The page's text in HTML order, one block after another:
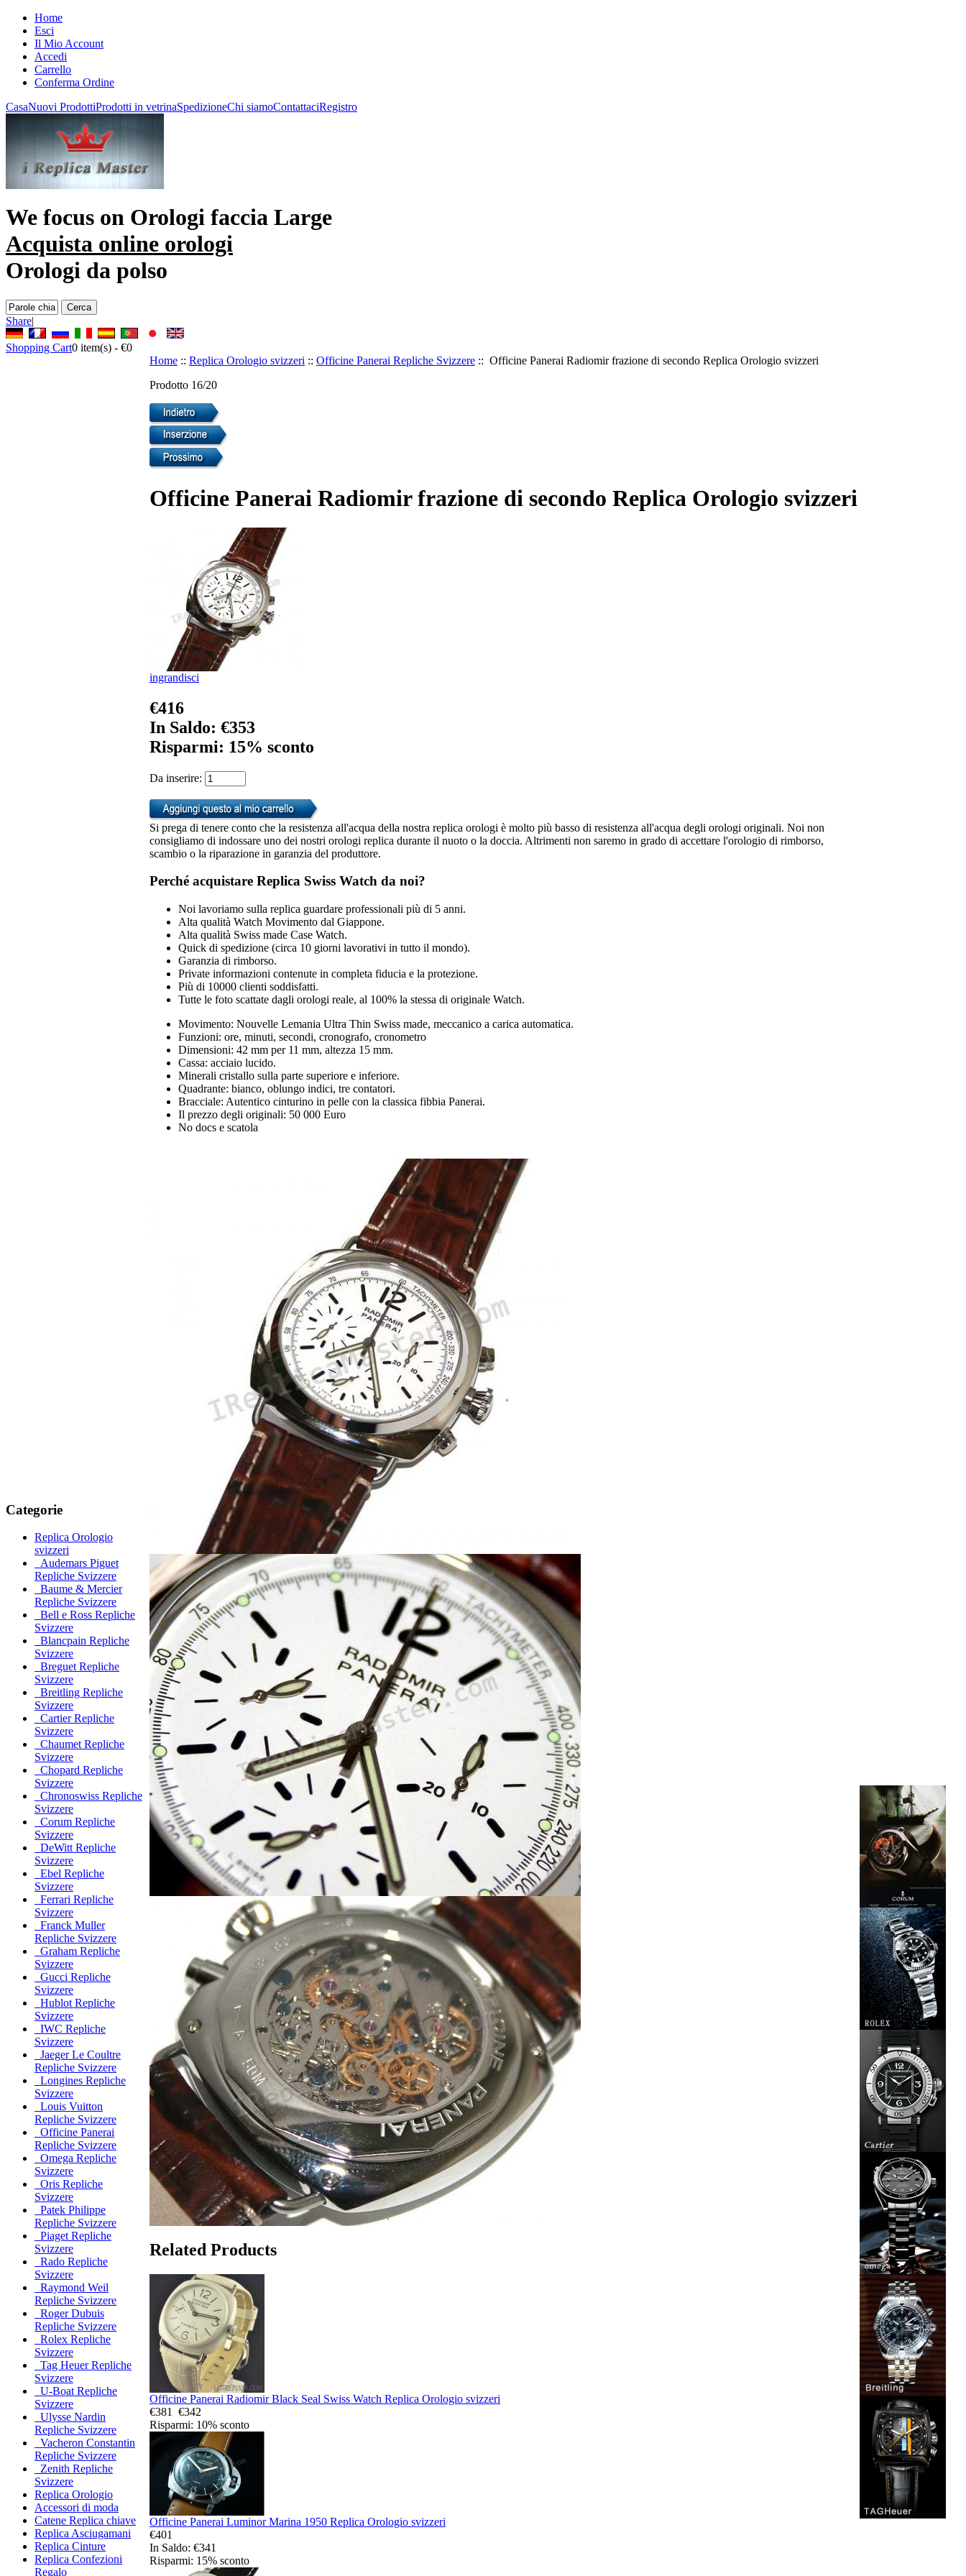
Home
Esci
Il Mio Account
Accedi
Carrello
Conferma Ordine
CasaNuovi ProdottiProdotti in vetrinaSpedizioneChi siamoContattaciRegistro
We focus on Orologi faccia Large
Acquista online orologi
Orologi da polso
Share|
Shopping Cart0 item(s) - €0
Categorie
Replica Orologio
svizzeri
Audemars Piguet
Repliche Svizzere
Baume & Mercier
Repliche Svizzere
Bell e Ross Repliche
Svizzere
Blancpain Repliche
Svizzere
Breguet Repliche
Svizzere
Breitling Repliche
Svizzere
Cartier Repliche
Svizzere
Chaumet Repliche
Svizzere
Chopard Repliche
Svizzere
Chronoswiss Repliche
Svizzere
Corum Repliche
Svizzere
DeWitt Repliche
Svizzere
Ebel Repliche
Svizzere
Ferrari Repliche
Svizzere
Franck Muller
Repliche Svizzere
Graham Repliche
Svizzere
Gucci Repliche
Svizzere
Hublot Repliche
Svizzere
IWC Repliche
Svizzere
Jaeger Le Coultre
Repliche Svizzere
Longines Repliche
Svizzere
Louis Vuitton
Repliche Svizzere
Officine Panerai
Repliche Svizzere
Omega Repliche
Svizzere
Oris Repliche
Svizzere
Patek Philippe
Repliche Svizzere
Piaget Repliche
Svizzere
Rado Repliche
Svizzere
Raymond Weil
Repliche Svizzere
Roger Dubuis
Repliche Svizzere
Rolex Repliche
Svizzere
Tag Heuer Repliche
Svizzere
U-Boat Repliche
Svizzere
Ulysse Nardin
Repliche Svizzere
Vacheron Constantin
Repliche Svizzere
Zenith Repliche
Svizzere
Replica Orologio
Accessori di moda
Catene Replica chiave
Replica Asciugamani
Replica Cinture
Replica Confezioni
Regalo
Home :: Replica Orologio svizzeri :: Officine Panerai Repliche Svizzere :: Officine Panerai Radiomir frazione di secondo Replica Orologio svizzeri
Prodotto 16/20
Officine Panerai Radiomir frazione di secondo Replica Orologio svizzeri
ingrandisci
€416
In Saldo: €353
Risparmi: 15% sconto
Da inserire:
Si prega di tenere conto che la resistenza all'acqua della nostra replica orologi è molto più basso di resistenza all'acqua degli orologi originali. Noi non
consigliamo di indossare uno dei nostri orologi replica durante il nuoto o la doccia. Altrimenti non saremo in grado di accettare l'orologio di rimborso,
scambio o la riparazione in garanzia del produttore.
Perché acquistare Replica Swiss Watch da noi?
Noi lavoriamo sulla replica guardare professionali più di 5 anni.
Alta qualità Watch Movimento dal Giappone.
Alta qualità Swiss made Case Watch.
Quick di spedizione (circa 10 giorni lavorativi in tutto il mondo).
Garanzia di rimborso.
Private informazioni contenute in completa fiducia e la protezione.
Più di 10000 clienti soddisfatti.
Tutte le foto scattate dagli orologi reale, al 100% la stessa di originale Watch.
Movimento: Nouvelle Lemania Ultra Thin Swiss made, meccanico a carica automatica.
Funzioni: ore, minuti, secondi, cronografo, cronometro
Dimensioni: 42 mm per 11 mm, altezza 15 mm.
Cassa: acciaio lucido.
Minerali cristallo sulla parte superiore e inferiore.
Quadrante: bianco, oblungo indici, tre contatori.
Bracciale: Autentico cinturino in pelle con la classica fibbia Panerai.
Il prezzo degli originali: 50 000 Euro
No docs e scatola
Related Products
Officine Panerai Radiomir Black Seal Swiss Watch Replica Orologio svizzeri
€381
€342
Risparmi: 10% sconto
Officine Panerai Luminor Marina 1950 Replica Orologio svizzeri
€401
In Saldo: €341
Risparmi: 15% sconto